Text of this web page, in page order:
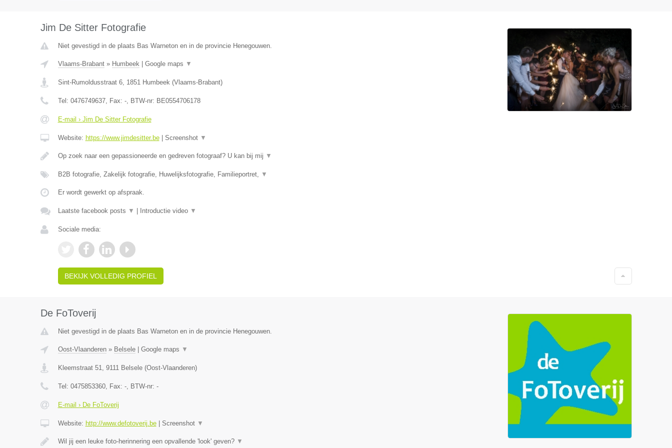
Jim De Sitter Fotografie
Niet gevestigd in de plaats Bas Warneton en in de provincie Henegouwen.
Vlaams-Brabant» Humbeek| Google maps ▼
Sint-Rumoldusstraat 6, 1851 Humbeek(Vlaams-Brabant)
Tel: 0476749637, Fax: -, BTW-nr: BE0554706178
E-mail › Jim De Sitter Fotografie
Website: https://www.jimdesitter.be| Screenshot ▼
Op zoek naar een gepassioneerde en gedreven fotograaf? U kan bij mij ▼
B2B fotografie, Zakelijk fotografie, Huwelijksfotografie, Familieportret, ▼
Er wordt gewerkt op afspraak.
Laatste facebook posts ▼ Introductie video ▼
Sociale media:
BEKIJK VOLLEDIG PROFIEL
De FoToverij
Niet gevestigd in de plaats Bas Warneton en in de provincie Henegouwen.
Oost-Vlaanderen» Belsele| Google maps ▼
Kleemstraat 51, 9111 Belsele(Oost-Vlaanderen)
Tel: 0475853360, Fax: -, BTW-nr: -
E-mail › De FoToverij
Website: http://www.defotoverij.be| Screenshot ▼
Wil jij een leuke foto-herinnering een opvallende 'look' geven? ▼